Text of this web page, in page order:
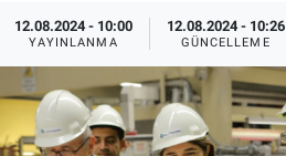
12.08.2024 - 10:00
YAYINLANMA
12.08.2024 - 10:26
GÜNCELLEME
Ağır Sanayi Çözümleri